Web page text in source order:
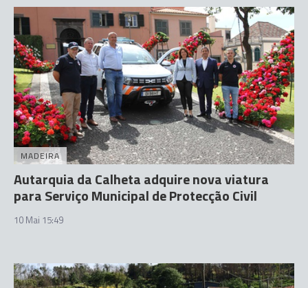
MADEIRA
Autarquia da Calheta adquire nova viatura
para Serviço Municipal de Protecção Civil
10 Mai 15:49